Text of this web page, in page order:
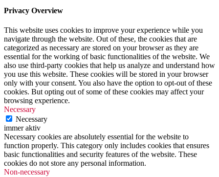
Privacy Overview
This website uses cookies to improve your experience while you
navigate through the website. Out of these, the cookies that are
categorized as necessary are stored on your browser as they are
essential for the working of basic functionalities of the website. We
also use third-party cookies that help us analyze and understand how
you use this website. These cookies will be stored in your browser
only with your consent. You also have the option to opt-out of these
cookies. But opting out of some of these cookies may affect your
browsing experience.
Necessary
Necessary
immer aktiv
Necessary cookies are absolutely essential for the website to
function properly. This category only includes cookies that ensures
basic functionalities and security features of the website. These
cookies do not store any personal information.
Non-necessary